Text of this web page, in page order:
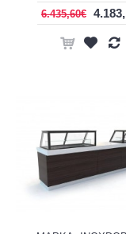
6.435,60€